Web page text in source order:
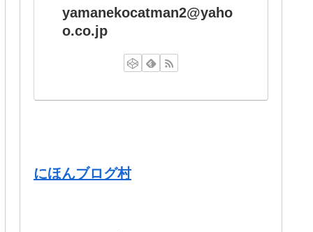
yamanekocatman2@yaho
o.co.jp
にほんブログ村